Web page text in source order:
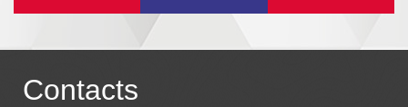
Contacts